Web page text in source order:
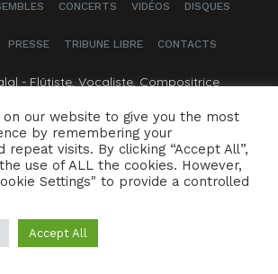
CONCERTS VIDÉOS DISQUES
PRESSE TRIBUNE LIBRE CONTACTS
- Flûtiste, Vocaliste, Compositrice
Crédits Mentions légales
on our website to give you the most
by remembering your
repeat visits. By clicking “Accept All”,
use of ALL the cookies. However,
Settings" to provide a controlled
Accept All